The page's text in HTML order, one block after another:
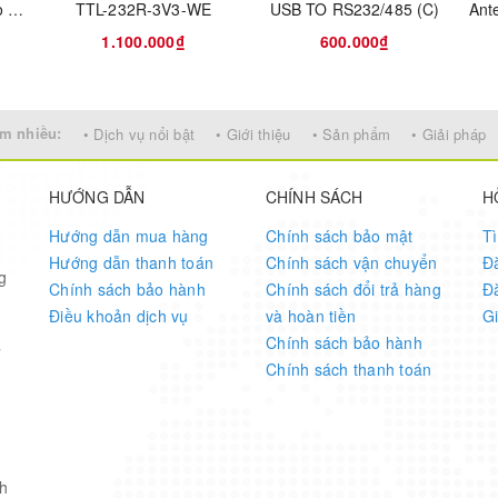
Tape and Reel
2
Analog Discovery 3 Pro Bundle
TTL-232R-3V3-WE
1.100.000₫
USB TO RS232/485 (C)
600.000₫
nhiều: • Dịch vụ nổi bật • Giới thiệu • Sản phẩm • Giải pháp
HƯỚNG DẪN
Hướng dẫn mua hàng
Hướng dẫn thanh toán
Chính sách bảo hành
Điều khoản dịch vụ
CHÍNH SÁCH
Chính sách bảo mật
Chính sách vận chuyển
Chính sách đổi trả hàng
và hoàn tiền
Chính sách bảo hành
Chính sách thanh toán